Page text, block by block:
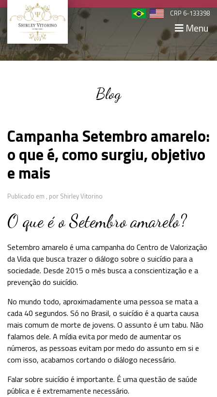
CRP 6-133398
Menu
Blog
Campanha Setembro amarelo:
o que é, como surgiu, objetivo
e mais
Publicado em , por Shirley Vitorino
O que é o Setembro amarelo?
Setembro amarelo é uma campanha do Centro de Valorização
da Vida que busca trazer o diálogo sobre o suicídio para a
sociedade. Desde 2015 o mês busca a conscientização e a
prevenção do suicídio.
No mundo todo, aproximadamente uma pessoa se mata a
cada 40 segundos. Só no Brasil, o suicídio é a quarta causa
mais comum de morte de jovens. O assunto é um tabu. Não
falamos dele. A mídia evita por medo de aumentar os
números, as pessoas evitam por medo do assunto em si e
com isso, acabamos cortando o diálogo necessário.
Falar sobre suicídio é importante. É uma questão de saúde
pública e é extremamente necessário.